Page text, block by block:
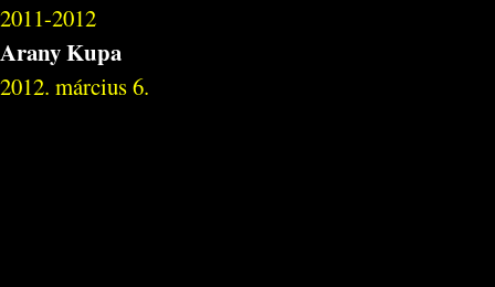
2011-2012
Arany Kupa
2012. március 6.